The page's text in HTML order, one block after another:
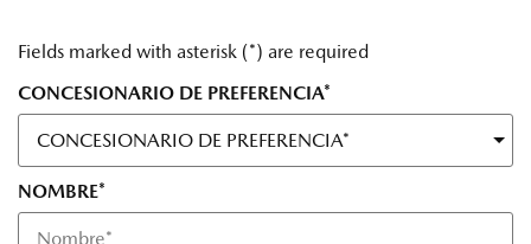
Fields marked with asterisk (*) are required
CONCESIONARIO DE PREFERENCIA*
NOMBRE*